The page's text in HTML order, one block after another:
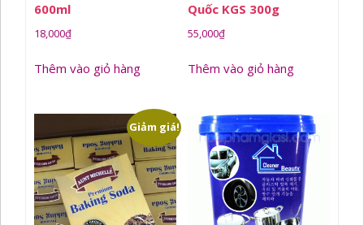
600ml
18,000₫
Thêm vào giỏ hàng
Quốc KGS 300g
55,000₫
Thêm vào giỏ hàng
Giảm giá!